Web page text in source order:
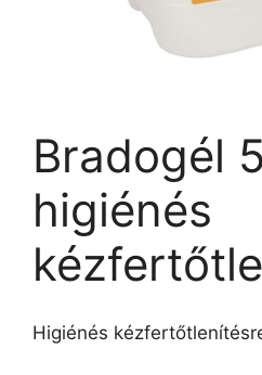
Bradogél
higiénés
Higiénés